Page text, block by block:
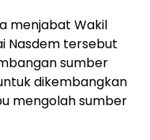
menjabat Wakil
Nasdem tersebut
sumber
dikembangkan
mengolah sumber